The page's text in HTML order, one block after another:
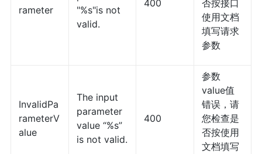
rameter
"%s"is not
valid.
400
否按接口
使用文档
填写请求
参数
InvalidPa
rameterV
alue
The input
parameter
value “%s”
is not valid.
400
参数
value值
错误，请
您检查是
否按使用
文档填写